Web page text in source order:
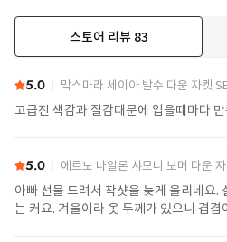
스토어 리뷰 83
5.0 막스마라 세이아 발수 다운 자켓
고급진 색감과 질감때문에 입을때마다
5.0 에르노 나일론 샤모니 보머 다운 자켓
아빠 선물 드려서 착샷을 늦게 올리네요.
는 커요. 겨울이라 옷 두께가 있으니 겹겹